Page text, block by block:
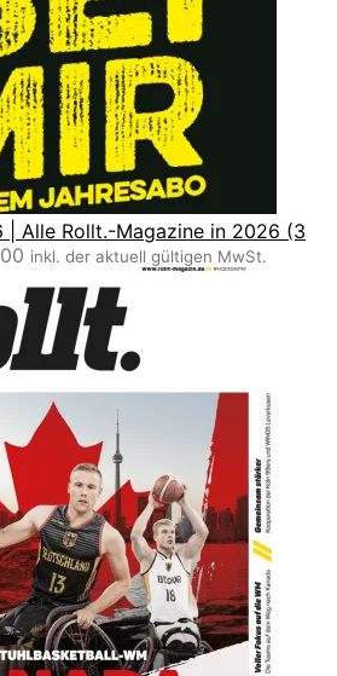
| Alle Rollt.-Magazine in 2026 (3
inkl. der aktuell gültigen MwSt.